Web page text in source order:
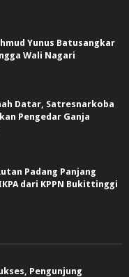
Yunus Batusangkar
Wali Nagari
Datar, Satresnarkoba
Pengedar Ganja
Padang Panjang
dari KPPN Bukittinggi
Pengunjung